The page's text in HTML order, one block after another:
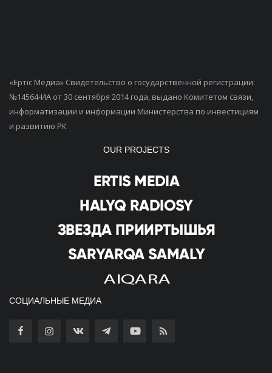
«Ертiс Медиа» Свидетельство о государственной регистрации:
№14564-ИА от 30 сентября 2014 года, выдано Комитетом связи,
информатизации и информации Министерства по инвестициям
и развитию РК
OUR PROJECTS
СОЦИАЛЬНЫЕ МЕДИА